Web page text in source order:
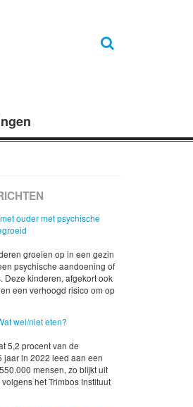
ouder met psychische
groeien op in een gezin
psychische aandoening of
Deze kinderen, afgekort ook
een verhoogd risico om op
wel/niet eten?
5,2 procent van de
jaar in 2022 leed aan een
mensen, zo blijkt uit
het Trimbos Instituut